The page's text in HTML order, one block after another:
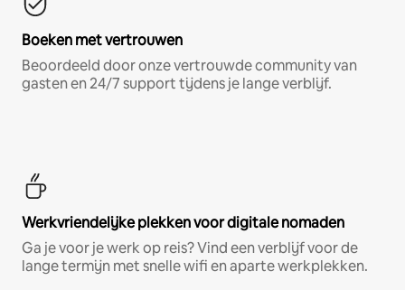
Boeken met vertrouwen
Beoordeeld door onze vertrouwde community van
gasten en 24/7 support tijdens je lange verblijf.
Werkvriendelijke plekken voor digitale nomaden
Ga je voor je werk op reis? Vind een verblijf voor de
lange termijn met snelle wifi en aparte werkplekken.